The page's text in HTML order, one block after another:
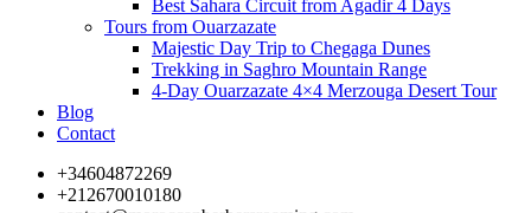
Best Sahara Circuit from Agadir 4 Days
Tours from Ouarzazate
Majestic Day Trip to Chegaga Dunes
Trekking in Saghro Mountain Range
4-Day Ouarzazate 4×4 Merzouga Desert Tour
Blog
Contact
+34604872269
+212670010180